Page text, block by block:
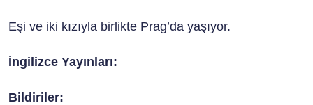
Eşi ve iki kızıyla birlikte Prag’da yaşıyor.
İngilizce Yayınları:
Bildiriler: